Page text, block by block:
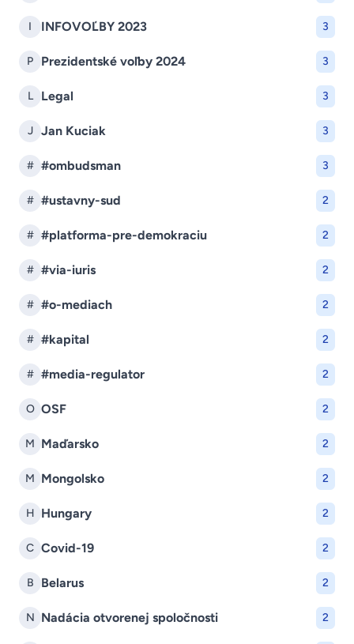
I INFOVOĽBY 2023 3
P Prezidentské voľby 2024 3
L Legal 3
J Jan Kuciak 3
# #ombudsman 3
# #ustavny-sud 2
# #platforma-pre-demokraciu 2
# #via-iuris 2
# #o-mediach 2
# #kapital 2
# #media-regulator 2
O OSF 2
M Maďarsko 2
M Mongolsko 2
H Hungary 2
C Covid-19 2
B Belarus 2
N Nadácia otvorenej spoločnosti 2